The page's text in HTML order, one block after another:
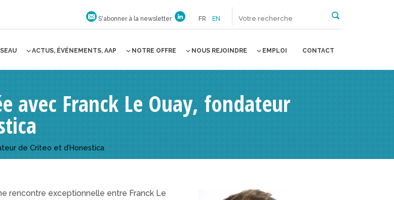
S'abonner à la newsletter FR EN
ACTUS, ÉVÉNEMENTS, AAP NOTRE OFFRE NOUS REJOINDRE EMPLOI CONTACT
avec Franck Le Ouay, fondateur
de Criteo et d’Honestica
rencontre exceptionnelle entre Franck Le